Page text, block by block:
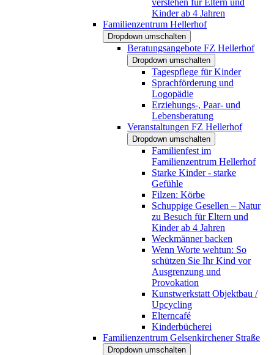
Kinder ab 4 Jahren
Familienzentrum Hellerhof
Dropdown umschalten
Beratungsangebote FZ Hellerhof
Dropdown umschalten
Tagespflege für Kinder
Sprachförderung und
Logopädie
Erziehungs-, Paar- und
Lebensberatung
Veranstaltungen FZ Hellerhof
Dropdown umschalten
Familienfest im
Familienzentrum Hellerhof
Starke Kinder - starke
Gefühle
Filzen: Körbe
Schuppige Gesellen – Natur
zu Besuch für Eltern und
Kinder ab 4 Jahren
Weckmänner backen
Wenn Worte wehtun: So
schützen Sie Ihr Kind vor
Ausgrenzung und
Provokation
Kunstwerkstatt Objektbau /
Upcycling
Elterncafé
Kinderbücherei
Familienzentrum Gelsenkirchener Straße
Dropdown umschalten